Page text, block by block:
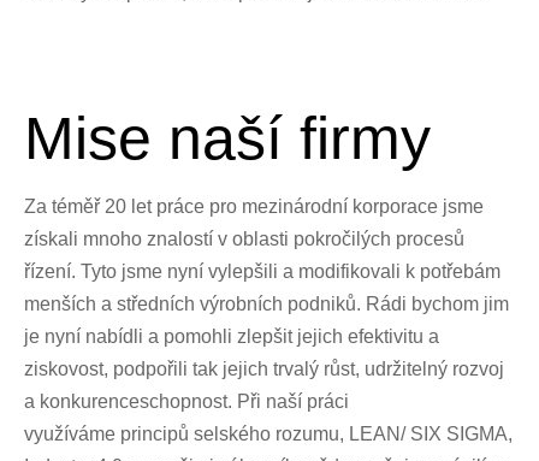
Mise naší firmy
Za téměř 20 let práce pro mezinárodní korporace jsme
získali mnoho znalostí v oblasti pokročilých procesů
řízení. Tyto jsme nyní vylepšili a modifikovali k potřebám
menších a středních výrobních podniků. Rádi bychom jim
je nyní nabídli a pomohli zlepšit jejich efektivitu a
ziskovost, podpořili tak jejich trvalý růst, udržitelný rozvoj
a konkurenceschopnost. Při naší práci
využíváme principů selského rozumu, LEAN/ SIX SIGMA,